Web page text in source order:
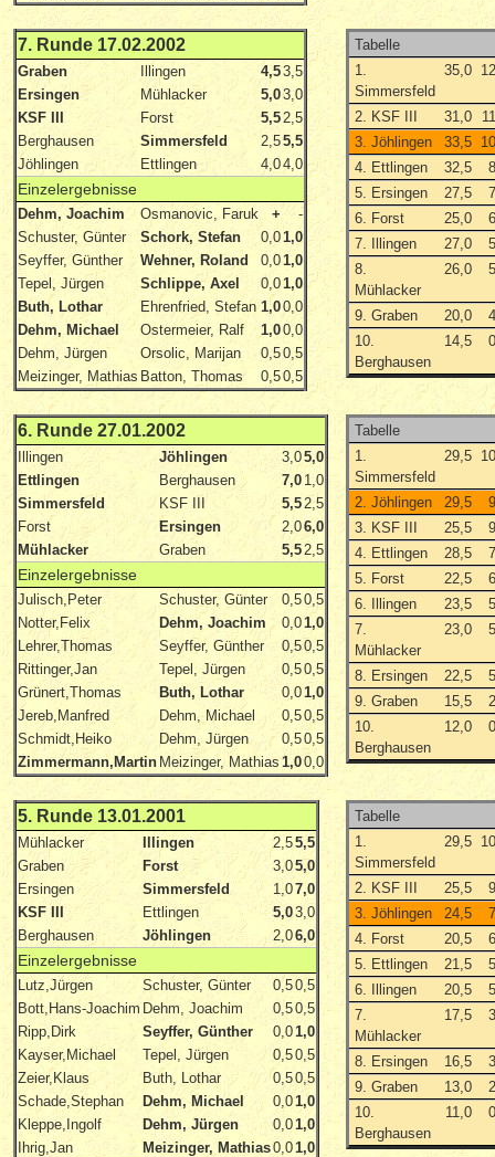
7. Runde 17.02.2002
Graben Illingen 4,53,5
Ersingen
Mühlacker 5,03,0
KSF III
Forst 5,5 2,5
Berghausen
Simmersfeld 2,55,5
Jöhlingen
Ettlingen 4,04,0
Einzelergebnisse
Dehm, Joachim Osmanovic, Faruk +
-
Schuster, Günter
Schork, Stefan 0,01,0
Seyffer, Günther
Wehner, Roland 0,0 1,0
Tepel, Jürgen
Schlippe, Axel 0,0 1,0
Buth, Lothar
Ehrenfried, Stefan 1,00,0
Dehm, Michael
Ostermeier, Ralf 1,00,0
Dehm, Jürgen
Orsolic, Marijan 0,50,5
Meizinger, Mathias Batton, Thomas 0,50,5
Tabelle
1.
Simmersfeld
35,0
2. KSF III 31,0
3. Jöhlingen
33,5
4. Ettlingen
32,5
5. Ersingen
27,5
6. Forst
25,0
7. Illingen
27,0
8.
Mühlacker
26,0
9. Graben 20,0
10.
Berghausen
14,5
6. Runde 27.01.2002
Illingen Jöhlingen 3,05,0
Ettlingen
Berghausen 7,0 1,0
Simmersfeld
KSF III 5,5 2,5
Forst
Ersingen 2,06,0
Mühlacker
Graben 5,5 2,5
Einzelergebnisse
Julisch,Peter Schuster, Günter 0,50,5
Notter,Felix
Dehm, Joachim 0,01,0
Lehrer,Thomas
Seyffer, Günther 0,50,5
Rittinger,Jan
Tepel, Jürgen 0,50,5
Grünert,Thomas
Buth, Lothar 0,01,0
Jereb,Manfred
Dehm, Michael 0,50,5
Schmidt,Heiko
Dehm, Jürgen 0,50,5
Zimmermann,Martin Meizinger, Mathias 1,00,0
Tabelle
1.
Simmersfeld
29,5
2. Jöhlingen 29,5
3. KSF III
25,5
4. Ettlingen
28,5
5. Forst
22,5
6. Illingen
23,5
7.
Mühlacker
23,0
8. Ersingen 22,5
9. Graben
15,5
10.
Berghausen
12,0
5. Runde 13.01.2001
Mühlacker Illingen 2,55,5
Graben
Forst 3,05,0
Ersingen
Simmersfeld 1,07,0
KSF III
Ettlingen 5,03,0
Berghausen
Jöhlingen 2,06,0
Einzelergebnisse
Lutz,Jürgen Schuster, Günter 0,50,5
Bott,Hans-Joachim Dehm, Joachim 0,50,5
Ripp,Dirk
Seyffer, Günther 0,0 1,0
Kayser,Michael
Tepel, Jürgen 0,50,5
Zeier,Klaus
Buth, Lothar 0,50,5
Schade,Stephan
Dehm, Michael 0,01,0
Kleppe,Ingolf
Dehm, Jürgen 0,0 1,0
Ihrig,Jan
Meizinger, Mathias0,0 1,0
Tabelle
1.
Simmersfeld
29,5
2. KSF III 25,5
3. Jöhlingen
24,5
4. Forst
20,5
5. Ettlingen
21,5
6. Illingen
20,5
7.
Mühlacker
17,5
8. Ersingen 16,5
9. Graben
13,0
10.
Berghausen
11,0